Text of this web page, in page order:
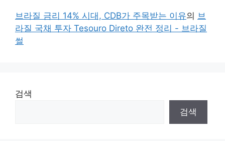
브라질 금리 14% 시대, CDB가 주목받는 이유의 브
라질 국채 투자 Tesouro Direto 완전 정리 - 브라질
썰
검색
검색